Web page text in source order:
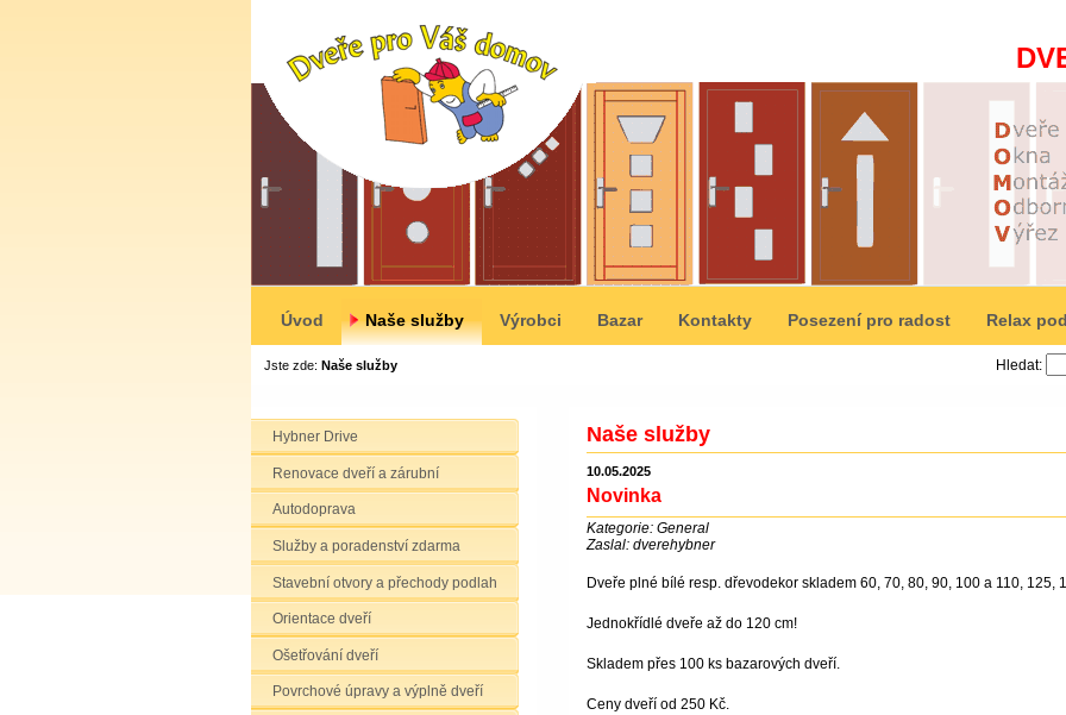
Úvod Naše služby Výrobci Bazar Kontakty Posezení pro radost Relax
Hledat:
Jste zde: Naše služby
Hybner Drive
Renovace dveří a zárubní
Autodoprava
Služby a poradenství zdarma
Stavební otvory a přechody podlah
Orientace dveří
Ošetřování dveří
Povrchové úpravy a výplně dveří
Naše služby
10.05.2025
Novinka
Kategorie: General
Zaslal: dverehybner
Dveře plné bílé resp. dřevodekor skladem 60, 70, 80, 90, 100 a 110, 125,
Jednokřídlé dveře až do 120 cm!
Skladem přes 100 ks bazarových dveří.
Ceny dveří od 250 Kč.